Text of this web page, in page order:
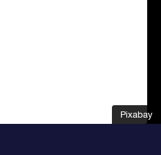
Pixabay
Pixabay